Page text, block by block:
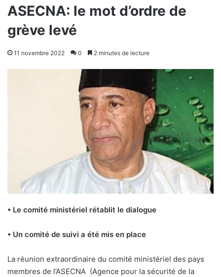
ASECNA: le mot d’ordre de
grève levé
11 novembre 2022 0 2 minutes de lecture
• Le comité ministériel rétablit le dialogue
• Un comité de suivi a été mis en place
La réunion extraordinaire du comité ministériel des pays
membres de l’ASECNA (Agence pour la sécurité de la